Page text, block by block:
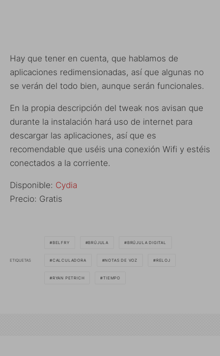
Hay que tener en cuenta, que hablamos de
aplicaciones redimensionadas, así que algunas no
se verán del todo bien, aunque serán funcionales.
En la propia descripción del tweak nos avisan que
durante la instalación hará uso de internet para
descargar las aplicaciones, así que es
recomendable que uséis una conexión Wifi y estéis
conectados a la corriente.
Disponible: Cydia
Precio: Gratis
ETIQUETAS
BELFRY BRÚJULA BRÚJULA DIGITAL
CALCULADORA NOTAS DE VOZ RELOJ
RYAN PETRICH TIEMPO